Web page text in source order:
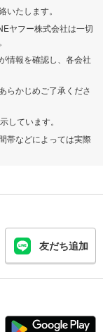
たします。
ヤフー株式会社は一切
情報を確認し、各会社
らかじめご了承くださ
しています。
帯などによっては実際
友だち追加